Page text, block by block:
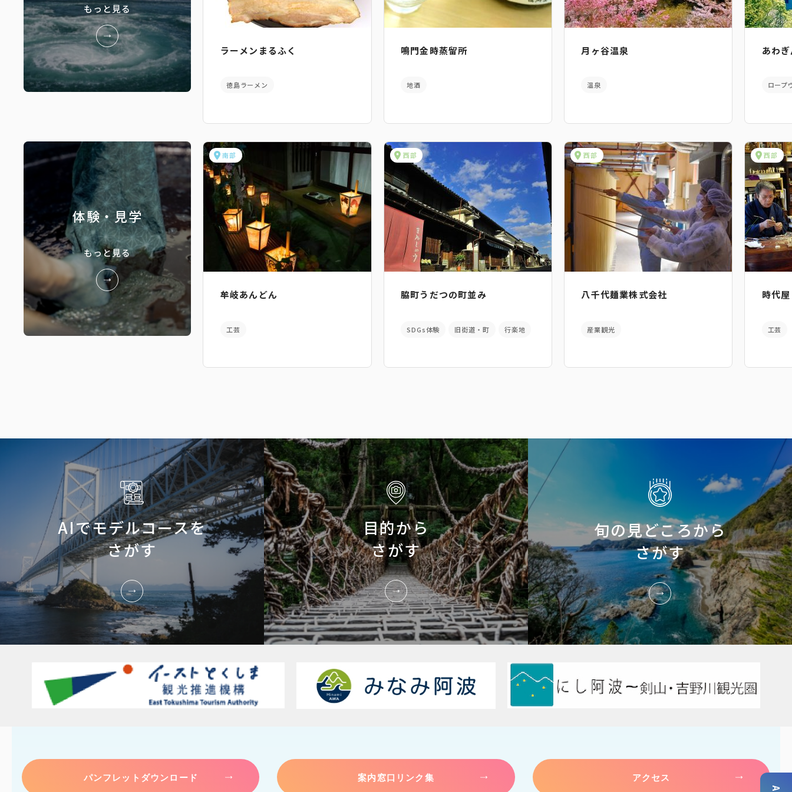
もっと見る
ラーメンまるふく
徳島ラーメン
鳴門金時蒸留所
地酒
月ヶ谷温泉
温泉
あわ
ロープ
体験・見学
もっと見る
南部
牟岐あんどん
工芸
西部
脇町うだつの町並み
SDGs体験 旧街道・町 行楽地
西部
八千代麺業株式会社
産業観光
西部
時代屋
工芸
AIでモデルコースを
さがす
目的から
さがす
旬の見どころから
さがす
パンフレットダウンロード 案内窓口リンク集 アクセス